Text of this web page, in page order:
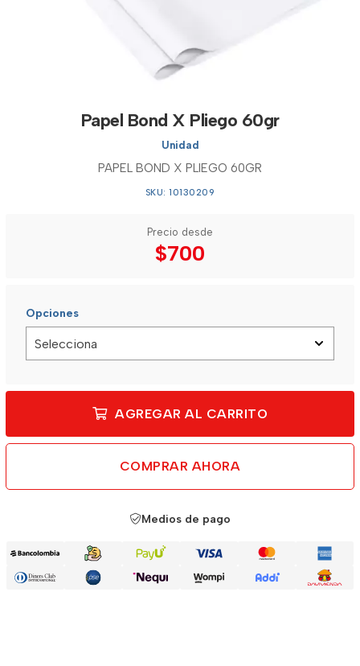
Papel Bond X Pliego 60gr
Unidad
PAPEL BOND X PLIEGO 60GR
SKU: 10130209
Precio desde
$700
Opciones
AGREGAR AL CARRITO
COMPRAR AHORA
Medios de pago